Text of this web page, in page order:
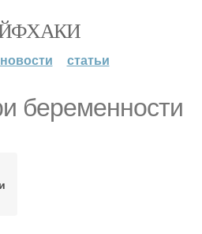
новости статьи
беременности